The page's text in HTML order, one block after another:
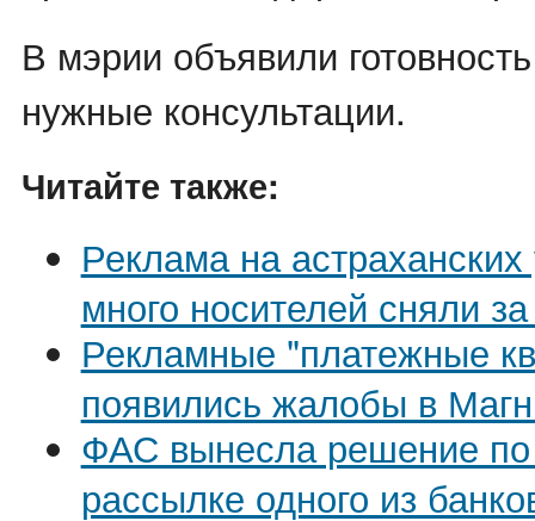
В мэрии объявили
нужные консультации.
Читайте также:
Реклама на
много носителей сняли за
Рекламные "платежные
появились жалобы в
ФАС вынесла решение
рассылке одного из